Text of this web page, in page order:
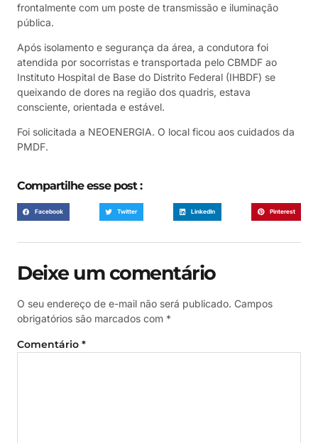
frontalmente com um poste de transmissão e iluminação
pública.
Após isolamento e segurança da área, a condutora foi
atendida por socorristas e transportada pelo CBMDF ao
Instituto Hospital de Base do Distrito Federal (IHBDF) se
queixando de dores na região dos quadris, estava
consciente, orientada e estável.
Foi solicitada a NEOENERGIA. O local ficou aos cuidados da
PMDF.
Compartilhe esse post :
Facebook Twitter LinkedIn Pinterest
Deixe um comentário
O seu endereço de e-mail não será publicado. Campos
obrigatórios são marcados com *
Comentário *